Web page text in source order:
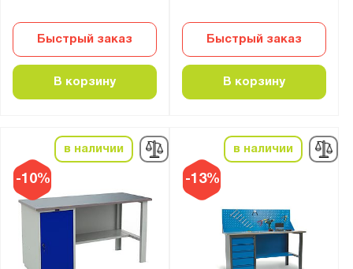
Быстрый заказ
В корзину
Быстрый заказ
В корзину
-10%
в наличии
-13%
в наличии
Практик
Серия:
21 серия
41.I
41.Б
41.БК2
41.Бу